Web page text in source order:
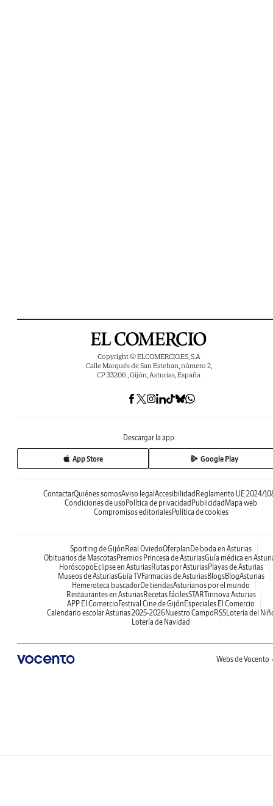
Copyright © ELCOMERCIO.ES, S.A
Calle Marqués de San Esteban, número 2,
CP 33206 , Gijón, Asturias, España
Descargar la app
App Store Google Play
ContactarQuiénes somosAviso legal Accesibilidad Reglamento UE 2024/
Condiciones de uso Política de privacidad Publicidad Mapa web
Compromisos editorialesPolítica de cookies
Sporting de Gijón Real OviedoOferplan De boda en Asturias
Obituarios de MascotasPremios Princesa de AsturiasGuía médica en
Horóscopo Eclipse en AsturiasRutas por AsturiasPlayas de Asturias
Museos de AsturiasGuía TVFarmacias de AsturiasBlogsBlogAsturias
Hemeroteca buscadorDe tiendasAsturianos por el mundo
Restaurantes en AsturiasRecetas fácilesSTARTinnova Asturias
APP El Comercio Festival Cine de Gijón Especiales El Comercio
Calendario escolar Asturias 2025-2026Nuestro Campo RSSLotería del
Lotería de Navidad
Webs de Vocento